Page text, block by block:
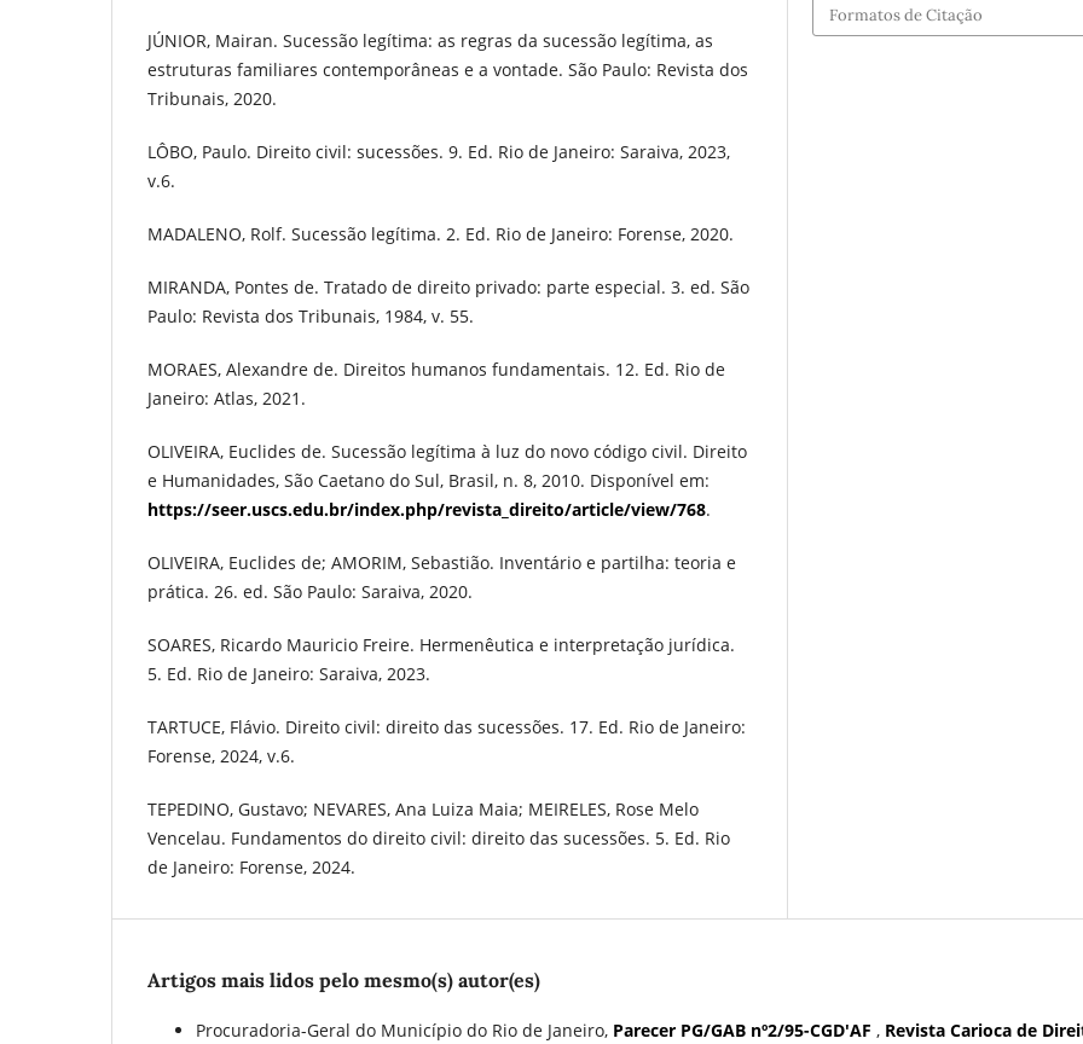
JÚNIOR, Mairan. Sucessão legítima: as regras da sucessão legítima, as
estruturas familiares contemporâneas e a vontade. São Paulo: Revista dos
Tribunais, 2020.
LÔBO, Paulo. Direito civil: sucessões. 9. Ed. Rio de Janeiro: Saraiva, 2023,
v.6.
MADALENO, Rolf. Sucessão legítima. 2. Ed. Rio de Janeiro: Forense, 2020.
MIRANDA, Pontes de. Tratado de direito privado: parte especial. 3. ed. São
Paulo: Revista dos Tribunais, 1984, v. 55.
MORAES, Alexandre de. Direitos humanos fundamentais. 12. Ed. Rio de
Janeiro: Atlas, 2021.
OLIVEIRA, Euclides de. Sucessão legítima à luz do novo código civil. Direito
e Humanidades, São Caetano do Sul, Brasil, n. 8, 2010. Disponível em:
https://seer.uscs.edu.br/index.php/revista_direito/article/view/768.
OLIVEIRA, Euclides de; AMORIM, Sebastião. Inventário e partilha: teoria e
prática. 26. ed. São Paulo: Saraiva, 2020.
SOARES, Ricardo Mauricio Freire. Hermenêutica e interpretação jurídica.
5. Ed. Rio de Janeiro: Saraiva, 2023.
TARTUCE, Flávio. Direito civil: direito das sucessões. 17. Ed. Rio de Janeiro:
Forense, 2024, v.6.
TEPEDINO, Gustavo; NEVARES, Ana Luiza Maia; MEIRELES, Rose Melo
Vencelau. Fundamentos do direito civil: direito das sucessões. 5. Ed. Rio
de Janeiro: Forense, 2024.
Formatos de Citação
Artigos mais lidos pelo mesmo(s) autor(es)
Procuradoria-Geral do Município do Rio de Janeiro, Parecer PG/GAB nº2/95-CGD'AF , Revista Carioca de